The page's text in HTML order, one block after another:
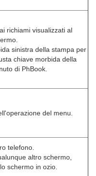
richiami visualizzati al
sinistra della stampa per
chiave morbida della
di PhBook.
del menu.
telefono.
altro schermo,
schermo in ozio.